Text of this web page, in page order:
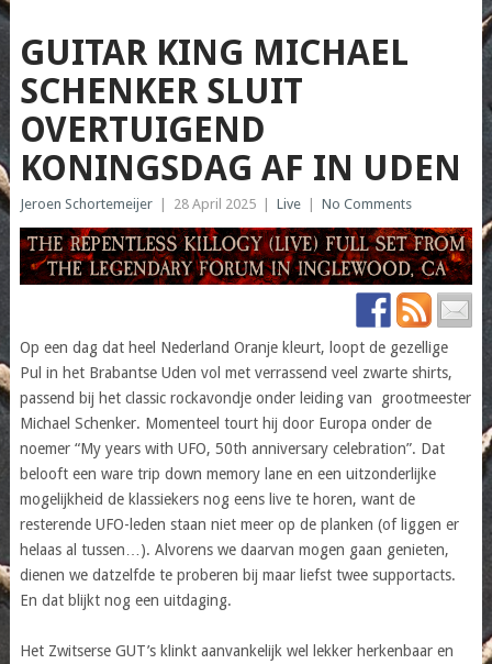
GUITAR KING MICHAEL
SCHENKER SLUIT
OVERTUIGEND
KONINGSDAG AF IN UDEN
Jeroen Schortemeijer 28 April 2025 Live No Comments
Op een dag dat heel Nederland Oranje kleurt, loopt de gezellige
Pul in het Brabantse Uden vol met verrassend veel zwarte shirts,
passend bij het classic rockavondje onder leiding van grootmeester
Michael Schenker. Momenteel tourt hij door Europa onder de
noemer “My years with UFO, 50th anniversary celebration”. Dat
belooft een ware trip down memory lane en een uitzonderlijke
mogelijkheid de klassiekers nog eens live te horen, want de
resterende UFO-leden staan niet meer op de planken (of liggen er
helaas al tussen…). Alvorens we daarvan mogen gaan genieten,
dienen we datzelfde te proberen bij maar liefst twee supportacts.
En dat blijkt nog een uitdaging.
Het Zwitserse GUT’s klinkt aanvankelijk wel lekker herkenbaar en